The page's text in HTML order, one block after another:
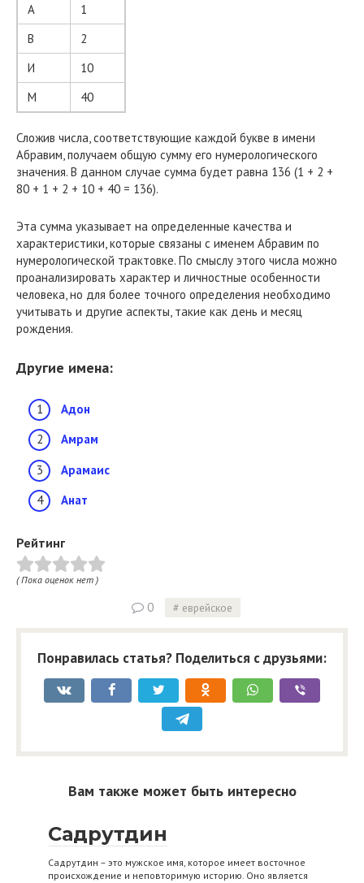
А
1
В
2
И
10
М
40
Сложив числа, соответствующие каждой букве в имени
Абравим, получаем общую сумму его нумерологического
значения. В данном случае сумма будет равна 136 (1 + 2 +
80 + 1 + 2 + 10 + 40 = 136).
Эта сумма указывает на определенные качества и
характеристики, которые связаны с именем Абравим по
нумерологической трактовке. По смыслу этого числа можно
проанализировать характер и личностные особенности
человека, но для более точного определения необходимо
учитывать и другие аспекты, такие как день и месяц
рождения.
Другие имена:
Адон
Амрам
Арамаис
Анат
Рейтинг
( Пока оценок нет )
0 еврейское
Понравилась статья? Поделиться с друзьями:
Вам также может быть интересно
Садрутдин
Садрутдин – это мужское имя, которое имеет восточное
происхождение и неповторимую историю. Оно является